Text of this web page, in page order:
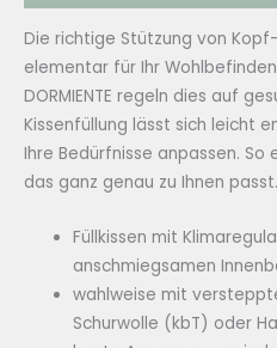
Die richtige Stützung von
elementar für Ihr
DORMIENTE regeln dies auf
Kissenfüllung lässt sich leicht
Ihre Bedürfnisse anpassen. So
das ganz genau zu Ihnen passt.
Füllkissen mit
anschmiegsamen
wahlweise mit
Schurwolle (kbT) oder